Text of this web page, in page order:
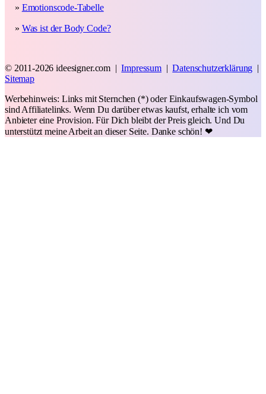
» Emotionscode-Tabelle
» Was ist der Body Code?
© 2011-2026 ideesigner.com |Impressum |Datenschutzerklärung |
Sitemap
Werbehinweis: Links mit Sternchen (*) oder Einkaufswagen-Symbol
sind Affiliatelinks. Wenn Du darüber etwas kaufst, erhalte ich vom
Anbieter eine Provision. Für Dich bleibt der Preis gleich. Und Du
unterstützt meine Arbeit an dieser Seite. Danke schön! ❤